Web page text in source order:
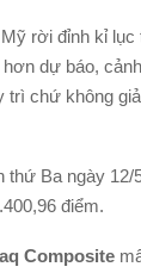
rời đỉnh kỉ lục
dự báo,
trì chứ không
thứ Ba ngày 12/
điểm.
Composite